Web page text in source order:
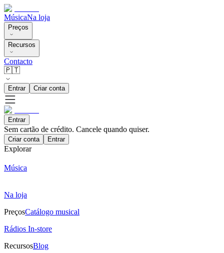
MúsicaNa loja
Preços
Recursos
Contacto
🇵🇹
Entrar Criar conta
Entrar
Sem cartão de crédito. Cancele quando quiser.
Criar conta Entrar
Explorar
Música
Na loja
PreçosCatálogo musical
Rádios In-store
RecursosBlog